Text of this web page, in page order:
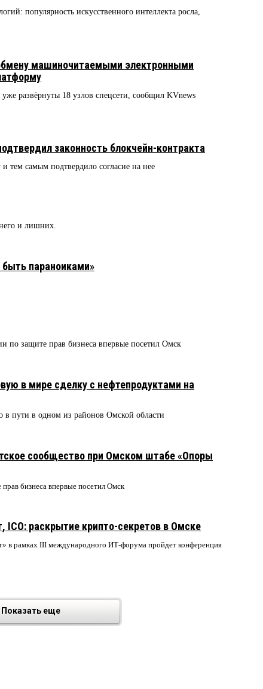
популярность искусственного интеллекта росла,
машиночитаемыми электронными
развёрнуты 18 узлов спецсети, сообщил KVnews
законность блокчейн-контракта
тем самым подтвердило согласие на нее
и лишних.
параноиками»
по защите прав бизнеса впервые посетил Омск
в мире сделку с нефтепродуктами на
пути в одном из районов Омской области
сообщество при Омском штабе «Опоры
бизнеса впервые посетил Омск
ICO: раскрытие крипто-секретов в Омске
в рамках III международного ИТ-форума пройдет конференция
Показать еще